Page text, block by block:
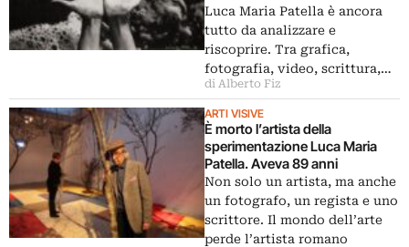
Luca Maria Patella è ancora
tutto da analizzare e
riscoprire. Tra grafica,
fotografia, video, scrittura,…
di Alberto Fiz
ARTI VISIVE
È morto l’artista della
sperimentazione Luca Maria
Patella. Aveva 89 anni
Non solo un artista, ma anche
un fotografo, un regista e uno
scrittore. Il mondo dell’arte
perde l’artista romano